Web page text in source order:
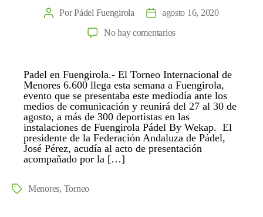
Autor
PorPádel Fuengirola
Fecha
de
agosto 16, 2020
No hay comentariosen
Internacional
de
menores
6.600
se
ha
Padel en Fuengirola.- El Torneo Internacional de
Menores 6.600 llega esta semana a Fuengirola,
evento que se presentaba este mediodía ante los
medios de comunicación y reunirá del 27 al 30 de
agosto, a más de 300 deportistas en las
instalaciones de Fuengirola Pádel By Wekap. El
presidente de la Federación Andaluza de Pádel,
José Pérez, acudía al acto de presentación
acompañado por la […]
EtiquetasMenores, Torneo